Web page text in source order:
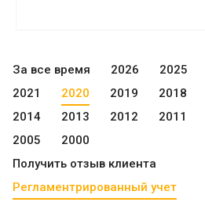
За все время 2026 2025
2021
2020 2019 2018
2014
2013 2012 2011
2005
2000
Получить отзыв клиента
Регламентрированный учет